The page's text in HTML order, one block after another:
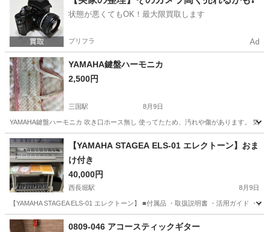
状態が悪くてもOK！最大限買取します
プリフラ Ad
YAMAHA鍵盤ハーモニカ
2,500円
三国駅 8月9日
YAMAHA鍵盤ハーモニカ 吹き口ホース無し 使ってたため、汚れや傷があります。 気
大阪 大阪市
【YAMAHA STAGEA ELS-01 エレクトーン】おま
け付き
40,000円
西長堀駅 8月9日
【YAMAHA STAGEA ELS-01 エレクトーン】 ■付属品 ・取扱説明書 ・活用ガイド
大阪 大阪市
0809-046 アコースティックギター